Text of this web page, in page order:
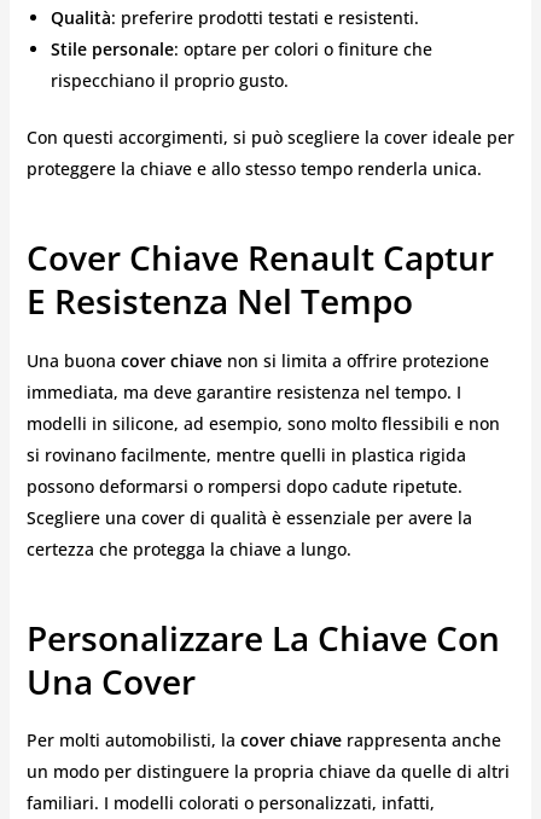
Qualità: preferire prodotti testati e resistenti.
Stile personale: optare per colori o finiture che
rispecchiano il proprio gusto.
Con questi accorgimenti, si può scegliere la cover ideale per
proteggere la chiave e allo stesso tempo renderla unica.
Cover Chiave Renault Captur
E Resistenza Nel Tempo
Una buona cover chiavenon si limita a offrire protezione
immediata, ma deve garantire resistenza nel tempo. I
modelli in silicone, ad esempio, sono molto flessibili e non
si rovinano facilmente, mentre quelli in plastica rigida
possono deformarsi o rompersi dopo cadute ripetute.
Scegliere una cover di qualità è essenziale per avere la
certezza che protegga la chiave a lungo.
Personalizzare La Chiave Con
Una Cover
Per molti automobilisti, la cover chiaverappresenta anche
un modo per distinguere la propria chiave da quelle di altri
familiari. I modelli colorati o personalizzati, infatti,